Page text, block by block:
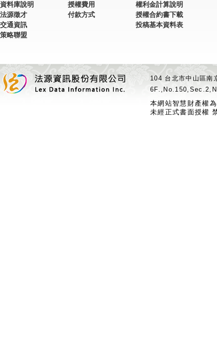
資料庫說明
法源徵才
交通資訊
策略聯盟
授權費用
付款方式
權利金計算說明
授權合約書下載
投稿基本資料表
104 台北市中山區
本網站智慧財產權
未經正式書面授權